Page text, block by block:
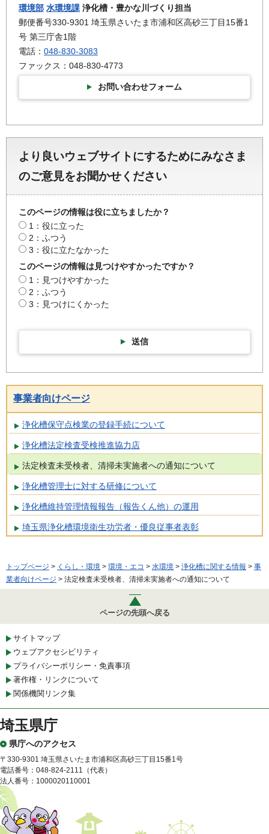
環境部 水環境課 浄化槽・豊かな川づくり担当
郵便番号330-9301 埼玉県さいたま市浦和区高砂三丁目15番1
号 第三庁舎1階
電話： 048-830-3083
ファックス：048-830-4773
お問い合わせフォーム
より良いウェブサイトにするためにみなさま
のご意見をお聞かせください
このページの情報は役に立ちましたか？
1：役に立った
2：ふつう
3：役に立たなかった
このページの情報は見つけやすかったですか？
1：見つけやすかった
2：ふつう
3：見つけにくかった
送信
事業者向けページ
浄化槽保守点検業の登録手続について
浄化槽法定検査受検推進協力店
法定検査未受検者、清掃未実施者への通知について
浄化槽管理士に対する研修について
浄化槽維持管理情報報告（報告くん他）の運用
埼玉県浄化槽環境衛生功労者・優良従事者表彰
トップページ > くらし・環境 > 環境・エコ > 水環境 > 浄化槽に関する情報 > 事
業者向けページ > 法定検査未受検者、清掃未実施者への通知について
ページの先頭へ戻る
サイトマップ
ウェブアクセシビリティ
プライバシーポリシー・免責事項
著作権・リンクについて
関係機関リンク集
埼玉県庁
県庁へのアクセス
〒330-9301 埼玉県さいたま市浦和区高砂三丁目15番1号
電話番号：048-824-2111（代表）
法人番号：1000020110001